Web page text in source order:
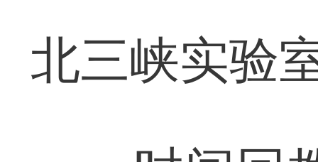
北三峡实验